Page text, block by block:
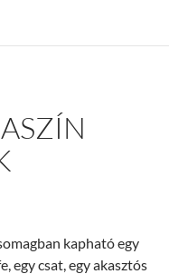
kapható egy
egy csat, egy akasztós